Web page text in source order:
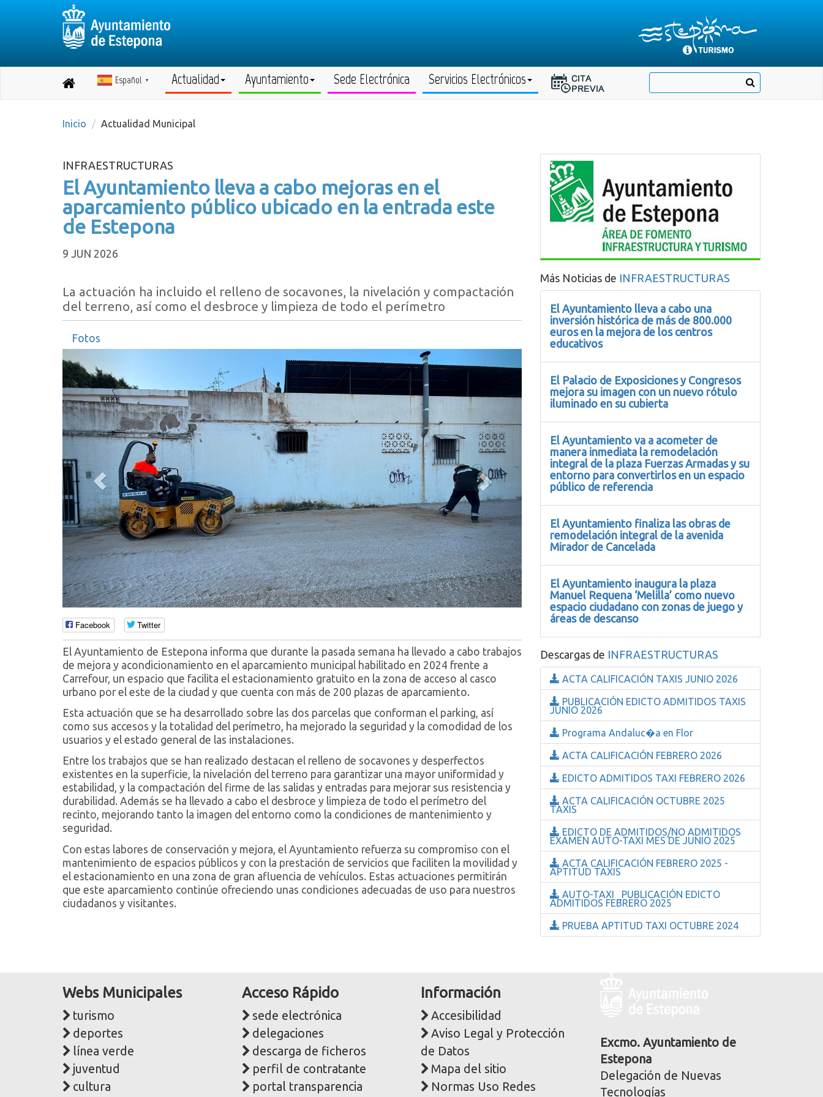
página
Destino:
inicio
Buscar
Español ▼ Actualidad Ayuntamiento Sede Electrónica Servicios Electrónicos
Ir
a
Inicio Actualidad Municipal
INFRAESTRUCTURAS
El Ayuntamiento lleva a cabo mejoras en el
aparcamiento público ubicado en la entrada este
de Estepona
9 JUN 2026
La actuación ha incluido el relleno de socavones, la nivelación y compactación
del terreno, así como el desbroce y limpieza de todo el perímetro
Fotos
Anterior Siguiente
Facebook Twitter
El Ayuntamiento de Estepona informa que durante la pasada semana ha llevado a cabo trabajos
de mejora y acondicionamiento en el aparcamiento municipal habilitado en 2024 frente a
Carrefour, un espacio que facilita el estacionamiento gratuito en la zona de acceso al casco
urbano por el este de la ciudad y que cuenta con más de 200 plazas de aparcamiento.
Esta actuación que se ha desarrollado sobre las dos parcelas que conforman el parking, así
como sus accesos y la totalidad del perímetro, ha mejorado la seguridad y la comodidad de los
usuarios y el estado general de las instalaciones.
Entre los trabajos que se han realizado destacan el relleno de socavones y desperfectos
existentes en la superficie, la nivelación del terreno para garantizar una mayor uniformidad y
estabilidad, y la compactación del firme de las salidas y entradas para mejorar sus resistencia y
durabilidad. Además se ha llevado a cabo el desbroce y limpieza de todo el perímetro del
recinto, mejorando tanto la imagen del entorno como la condiciones de mantenimiento y
seguridad.
Con estas labores de conservación y mejora, el Ayuntamiento refuerza su compromiso con el
mantenimiento de espacios públicos y con la prestación de servicios que faciliten la movilidad y
el estacionamiento en una zona de gran afluencia de vehículos. Estas actuaciones permitirán
que este aparcamiento continúe ofreciendo unas condiciones adecuadas de uso para nuestros
ciudadanos y visitantes.
Más Noticias de INFRAESTRUCTURAS
El Ayuntamiento lleva a cabo una
inversión histórica de más de 800.000
euros en la mejora de los centros
educativos
El Palacio de Exposiciones y Congresos
mejora su imagen con un nuevo rótulo
iluminado en su cubierta
El Ayuntamiento va a acometer de
manera inmediata la remodelación
integral de la plaza Fuerzas Armadas y su
entorno para convertirlos en un espacio
público de referencia
El Ayuntamiento finaliza las obras de
remodelación integral de la avenida
Mirador de Cancelada
El Ayuntamiento inaugura la plaza
Manuel Requena ‘Melilla’ como nuevo
espacio ciudadano con zonas de juego y
áreas de descanso
Descargas de INFRAESTRUCTURAS
ACTA CALIFICACIÓN TAXIS JUNIO 2026
PUBLICACIÓN EDICTO ADMITIDOS TAXIS
JUNIO 2026
Programa Andaluc�a en Flor
ACTA CALIFICACIÓN FEBRERO 2026
EDICTO ADMITIDOS TAXI FEBRERO 2026
ACTA CALIFICACIÓN OCTUBRE 2025
TAXIS
EDICTO DE ADMITIDOS/NO ADMITIDOS
EXAMEN AUTO-TAXI MES DE JUNIO 2025
ACTA CALIFICACIÓN FEBRERO 2025 -
APTITUD TAXIS
AUTO-TAXI _PUBLICACIÓN EDICTO
ADMITIDOS FEBRERO 2025
PRUEBA APTITUD TAXI OCTUBRE 2024
Webs Municipales
turismo
deportes
línea verde
juventud
cultura
Acceso Rápido
sede electrónica
delegaciones
descarga de ficheros
perfil de contratante
portal transparencia
Información
Accesibilidad
Aviso Legal y Protección
de Datos
Mapa del sitio
Normas Uso Redes
corporativa
Excmo. Ayuntamiento de
Estepona
Delegación de Nuevas
Tecnologías